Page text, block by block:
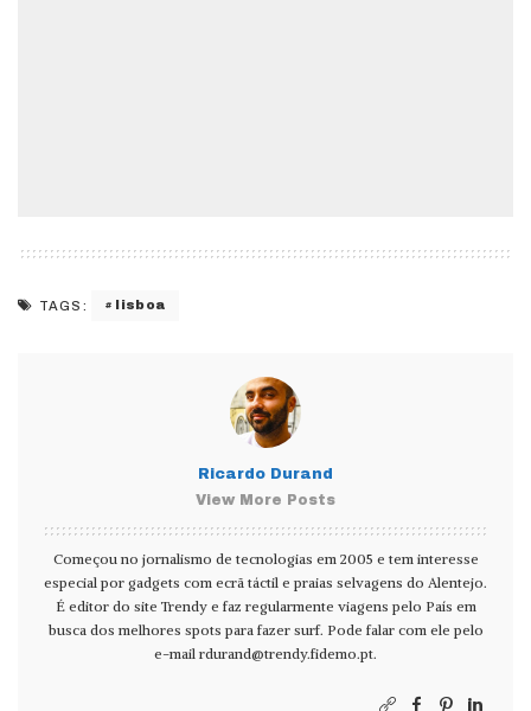
TAGS: lisboa
Ricardo Durand
View More Posts
Começou no jornalismo de tecnologias em 2005 e tem interesse
especial por gadgets com ecrã táctil e praias selvagens do Alentejo.
É editor do site Trendy e faz regularmente viagens pelo País em
busca dos melhores spots para fazer surf. Pode falar com ele pelo
e-mail rdurand@trendy.fidemo.pt.